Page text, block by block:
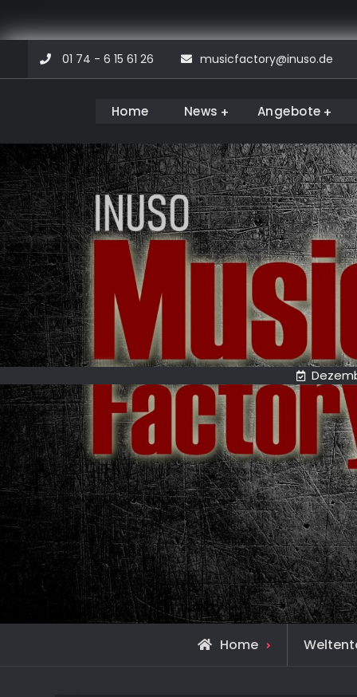
content
01 74 - 6 15 61 26 musicfactory@inuso.de
Musicfactory
Home News Angebote
Home